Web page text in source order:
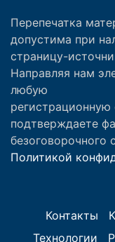
Перепечатка
допустима при
страницу-
Направляя нам
любую
подтверждаете
безоговорочного
Политикой
Контакты
Технологии